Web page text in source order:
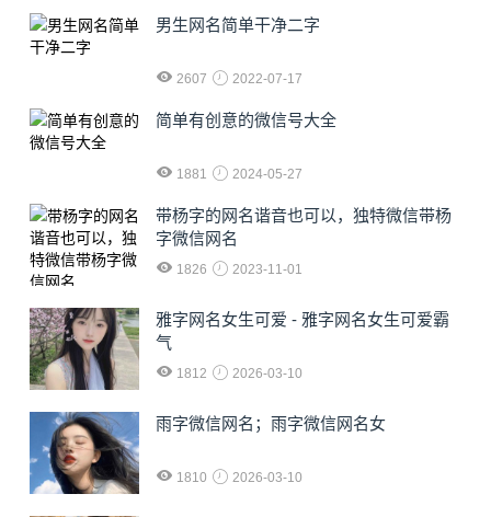
男生网名简单干净二字
2607 2022-07-17
简单有创意的微信号大全
1881 2024-05-27
​带杨字的网名谐音也可以，独特微信带杨
字微信网名
1826 2023-11-01
雅字网名女生可爱 - 雅字网名女生可爱霸
气
1812 2026-03-10
雨字微信网名；雨字微信网名女
1810 2026-03-10